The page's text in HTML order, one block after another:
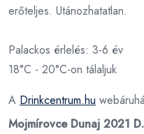
erőteljes. Utánozhatatlan.
Palackos érlelés: 3-6 év
18°C - 20°C-on tálaljuk
A Drinkcentrum.hu
Mojmírovce Dunaj 2021